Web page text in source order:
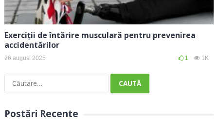
Exerciții de întărire musculară pentru prevenirea
accidentărilor
26 august 2025 1 1K
Caută
Postări Recente